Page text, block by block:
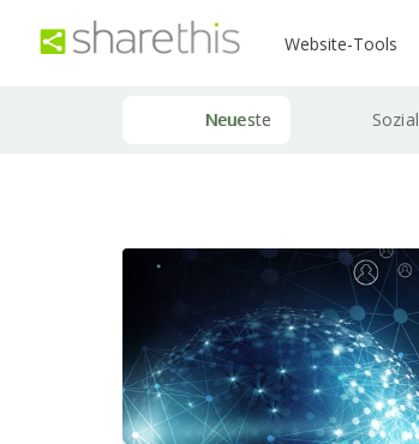
Website-Tools
Neueste Sozial